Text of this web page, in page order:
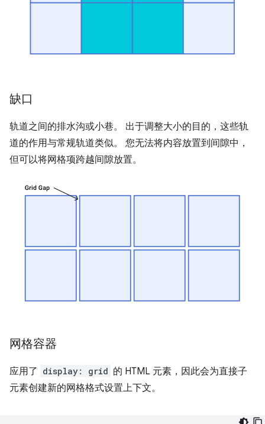
缺口
轨道之间的排水沟或小巷。 出于调整大小的目的，这些轨
道的作用与常规轨道类似。 您无法将内容放置到间隙中，
但可以将网格项跨越间隙放置。
网格容器
应用了 display: grid 的 HTML 元素，因此会为直接子
元素创建新的网格格式设置上下文。